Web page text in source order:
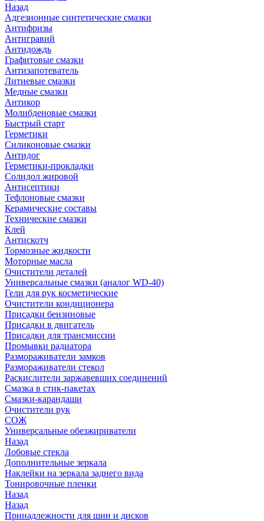
Назад
Адгезионные синтетические смазки
Антифризы
Антигравий
Антидождь
Графитовые смазки
Антизапотеватель
Литиевые смазки
Медные смазки
Антикор
Молибденовые смазки
Быстрый старт
Герметики
Силиконовые смазки
Антидог
Герметики-прокладки
Солидол жировой
Антисептики
Тефлоновые смазки
Керамические составы
Технические смазки
Клей
Антискотч
Тормозные жидкости
Моторные масла
Очистители деталей
Универсальные смазки (аналог WD-40)
Гели для рук косметические
Очистители кондиционера
Присадки бензиновые
Присадки в двигатель
Присадки для трансмиссии
Промывки радиатора
Размораживатели замков
Размораживатели стекол
Раскислители заржавевших соединений
Смазка в стик-пакетах
Смазки-карандаши
Очистители рук
СОЖ
Универсальные обезжириватели
Назад
Лобовые стекла
Дополнительные зеркала
Наклейки на зеркала заднего вида
Тонировочные пленки
Назад
Назад
Принадлежности для шин и дисков